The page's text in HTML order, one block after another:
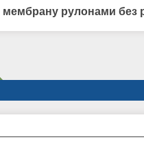
рулонами без